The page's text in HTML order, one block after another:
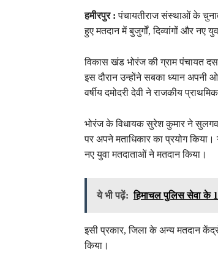
हमीरपुर : पंचायतीराज संस्थाओं के
हुए मतदान में बुजुर्गों, दिव्यांगों और नए
विकास खंड भोरंज की ग्राम पंचायत
इस दौरान उन्होंने सबका ध्यान अपनी
वर्षीय दमोदरी देवी ने राजकीय
भोरंज के विधायक सुरेश कुमार ने
पर अपने मताधिकार का प्रयोग किया।
नए युवा मतदाताओं ने मतदान किया।
ये भी पढ़ें: हिमाचल पुलिस सेवा के
इसी प्रकार, जिला के अन्य मतदान
किया।